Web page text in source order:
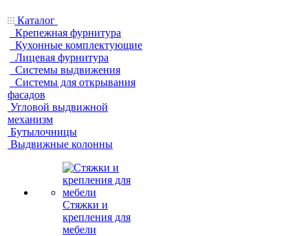
Каталог
Крепежная фурнитура
Кухонные комплектующие
Лицевая фурнитура
Системы выдвижения
Системы для открывания
фасадов
Угловой выдвижной
механизм
Бутылочницы
Выдвижные колонны
Стяжки и
крепления для
мебели